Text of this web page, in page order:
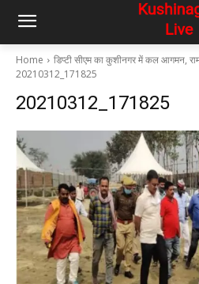
Home
डिप्टी सीएम का कुशीनगर में कल आगमन,
20210312_171825
20210312_171825